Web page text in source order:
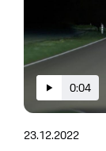
0:04
23.12.2022